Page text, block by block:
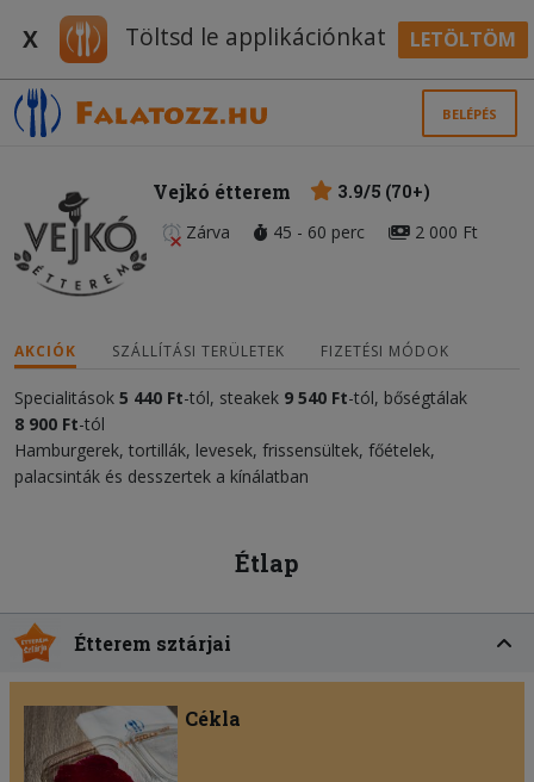
X Töltsd le applikációnkat LETÖLTÖM
BELÉPÉS
Vejkó étterem
3.9/5 (70+)
Zárva
45 - 60 perc 2 000 Ft
AKCIÓK SZÁLLÍTÁSI TERÜLETEK FIZETÉSI MÓDOK
Specialitások 5 440 Ft-tól, steakek 9 540 Ft-tól, bőségtálak
8 900 Ft-tól
Hamburgerek, tortillák, levesek, frissensültek, főételek,
palacsinták és desszertek a kínálatban
Étlap
Étterem sztárjai
Cékla